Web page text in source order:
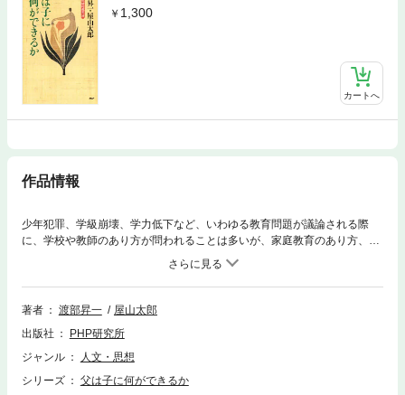
1,300
カートへ
作品情報
少年犯罪、学級崩壊、学力低下など、いわゆる教育問題が議論される際
に、学校や教師のあり方が問われることは多いが、家庭教育のあり方、こ
とに「父親は何をすべきか」が問われることは少ない。両著者はこれま
で、学者、ジャーナリストという、それぞれの立場から、日本の教育問題
について、さまざまな論考、提言を発表してきた。その彼らが人生を振り
返りつつ、「自分たちは父から何を学び、それをいかに子供たちに継承し
仕事はしないが、プライドだけは高い父によって刷り込まれた「学問への
志」。薩摩隼人で、正義のためならヤクザにも警官にも立ち向かう父から
ながら、その生き様が両著者の人格、人生に多大な影響を及ぼしていると
著者 渡部昇一
屋山太郎
出版社
PHP研究所
ジャンル
人文・思想
シリーズ
父は子に何ができるか